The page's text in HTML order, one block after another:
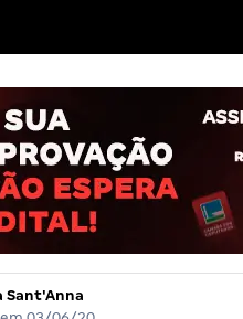
Sant'Anna